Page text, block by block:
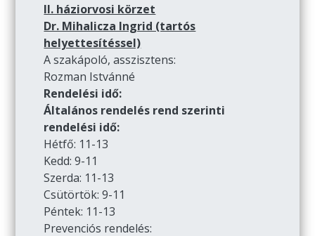
II. háziorvosi körzet
Dr. Mihalicza Ingrid (tartós
helyettesítéssel)
A szakápoló, asszisztens:
Rozman Istvánné
Rendelési idő:
Általános rendelés rend szerinti
rendelési idő:
Hétfő: 11-13
Kedd: 9-11
Szerda: 11-13
Csütörtök: 9-11
Péntek: 11-13
Prevenciós rendelés: